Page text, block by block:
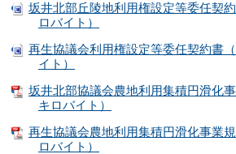
坂井北部丘陵地利用権設定等委任契
ロバイト）
再生協議会利用権設定等委任契約書
イト）
坂井北部協議会農地利用集積円滑化
キロバイト）
再生協議会農地利用集積円滑化事業
ロバイト）